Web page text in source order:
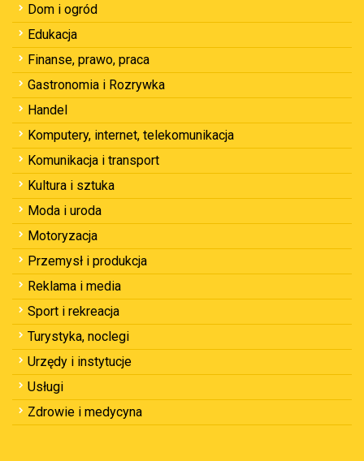
Dom i ogród
Edukacja
Finanse, prawo, praca
Gastronomia i Rozrywka
Handel
Komputery, internet, telekomunikacja
Komunikacja i transport
Kultura i sztuka
Moda i uroda
Motoryzacja
Przemysł i produkcja
Reklama i media
Sport i rekreacja
Turystyka, noclegi
Urzędy i instytucje
Usługi
Zdrowie i medycyna